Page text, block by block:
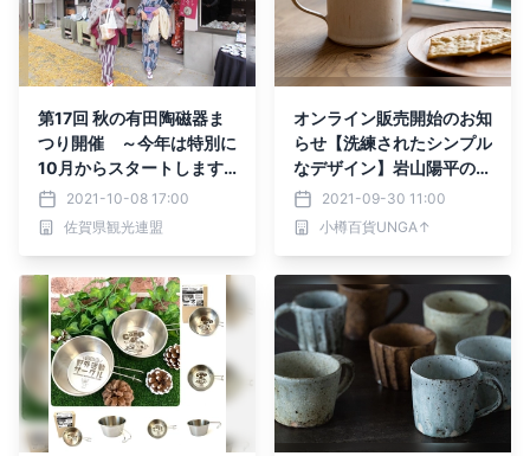
第17回 秋の有田陶磁器ま
つり開催 ～今年は特別に
10月からスタートします
～
2021-10-08 17:00
佐賀県観光連盟
オンライン販売開始のお知
らせ【洗練されたシンプル
なデザイン】岩山陽平の陶
芸作品2021-09-30 11:00
小樽百貨UNGA↑